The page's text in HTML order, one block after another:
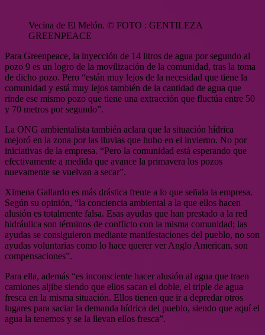
Vecina de El Melón. © FOTO : GENTILEZA
GREENPEACE
Para Greenpeace, la inyección de 14 litros de agua por segundo al
pozo 9 es un logro de la movilización de la comunidad, tras la toma
de dicho pozo. Pero “están muy lejos de la necesidad que tiene la
comunidad y está muy lejos también de la cantidad de agua que
rinde ese mismo pozo que tiene una extracción que fluctúa entre 50
y 70 metros por segundo”.
La ONG ambientalista también aclara que la situación hídrica
mejoró en la zona por las lluvias que hubo en el invierno. No por
iniciativas de la empresa. “Pero la comunidad está esperando que
efectivamente a medida que avance la primavera los pozos
nuevamente se vuelvan a secar”.
Ximena Gallardo es más drástica frente a lo que señala la empresa.
Según su opinión, “la conciencia ambiental a la que ellos hacen
alusión es totalmente falsa. Esas ayudas que han prestado a la red
hidráulica son términos de conflicto con la misma comunidad; las
ayudas se consiguieron mediante manifestaciones del pueblo, no son
ayudas voluntarias como lo hace querer ver Anglo American, son
compensaciones”.
Para ella, además “es inconsciente hacer alusión al agua que traen
camiones aljibe siendo que ellos sacan el doble, el triple de agua
fresca en la misma situación. Ellos tienen que ir a depredar otros
lugares para saciar la demanda hídrica del pueblo, siendo que aquí el
agua la tenemos y se la llevan ellos fresca”.